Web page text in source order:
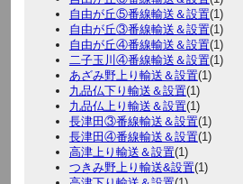
自由が丘⑤番線輸送＆設置(1)
自由が丘③番線輸送＆設置(1)
自由が丘④番線輸送＆設置(1)
二子玉川④番線輸送＆設置(1)
あざみ野上り輸送＆設置(1)
九品仏下り輸送＆設置(1)
九品仏上り輸送＆設置(1)
長津田③番線輸送＆設置(1)
長津田④番線輸送＆設置(1)
高津上り輸送＆設置(1)
つきみ野上り輸送&設置(1)